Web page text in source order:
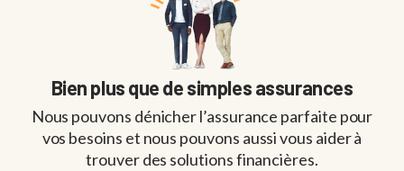
Bien plus que de simples assurances
Nous pouvons dénicher l’assurance parfaite pour
vos besoins et nous pouvons aussi vous aider à
trouver des solutions financières.